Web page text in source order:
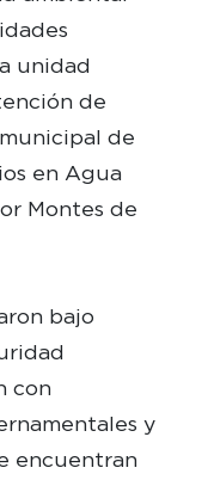
unidad
de
de
en Agua
Montes de
bajo
con
y
encuentran